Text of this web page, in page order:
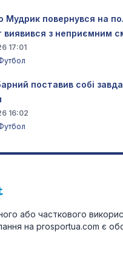
Мудрик повернувся на
виявився з неприємним
17:01
поставив собі
16:02
або часткового
на prosportua.com є